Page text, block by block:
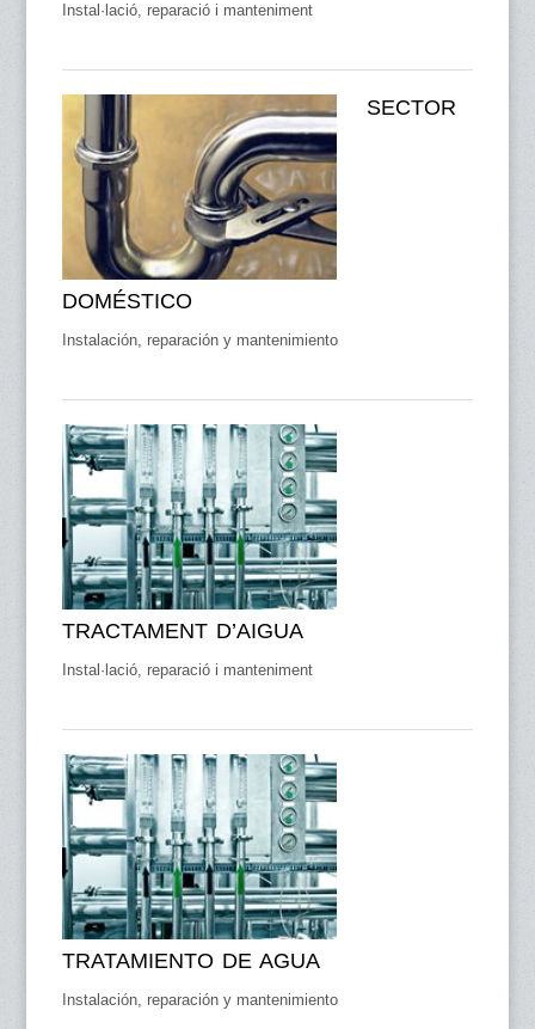
Instal·lació, reparació i manteniment
SECTOR
DOMÉSTICO
Instalación, reparación y mantenimiento
TRACTAMENT D’AIGUA
Instal·lació, reparació i manteniment
TRATAMIENTO DE AGUA
Instalación, reparación y mantenimiento